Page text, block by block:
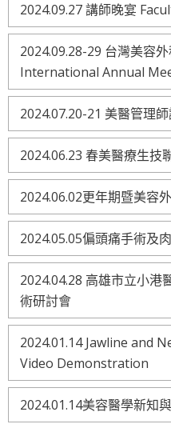
2024.09.27 講師晚宴
2024.09.28-29 台灣美容
International Annual
2024.07.20-21 美醫管理
2024.06.23 春美醫療生技
2024.06.02更年期暨美容
2024.05.05偏頭痛手術及
2024.04.28 高雄市立小港
術研討會
2024.01.14 Jawline and
Video Demonstration
2024.01.14美容醫學新知